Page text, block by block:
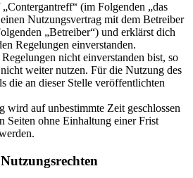
(im Folgenden „das
Nutzungsvertrag mit dem Betreiber
„Betreiber“) und erklärst dich
Regelungen einverstanden.
nicht einverstanden bist, so
weiter nutzen. Für die Nutzung des
die an dieser Stelle veröffentlichten
wird auf unbestimmte Zeit geschlossen
Seiten ohne Einhaltung einer Frist